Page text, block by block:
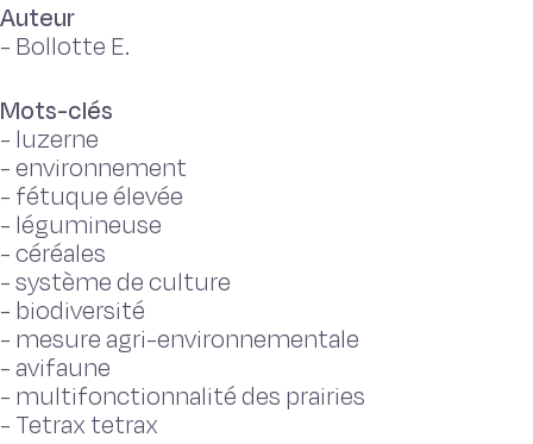
Auteur
- Bollotte E.
Mots-clés
- luzerne
-environnement
- fétuque élevée
- légumineuse
-céréales
-système de culture
- biodiversité
- mesure agri-environnementale
- avifaune
- multifonctionnalité des prairies
- Tetrax tetrax